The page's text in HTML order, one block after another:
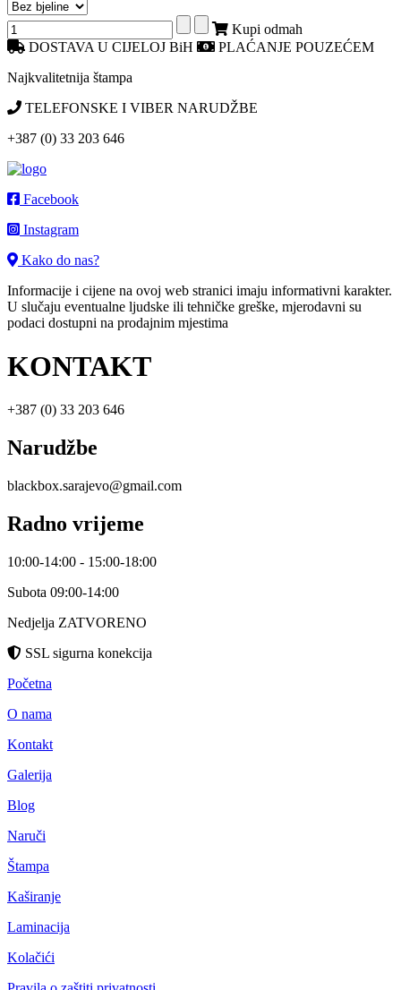
Kupi odmah
DOSTAVA U CIJELOJ BiH
PLAĆANJE POUZEĆEM
Najkvalitetnija štampa
TELEFONSKE I VIBER NARUDŽBE
+387 (0) 33 203 646
Facebook
Instagram
Kako do nas?
Informacije i cijene na ovoj web stranici imaju informativni karakter.
U slučaju eventualne ljudske ili tehničke greške, mjerodavni su
podaci dostupni na prodajnim mjestima
KONTAKT
+387 (0) 33 203 646
Narudžbe
blackbox.sarajevo@gmail.com
Radno vrijeme
10:00-14:00 - 15:00-18:00
Subota 09:00-14:00
Nedjelja ZATVORENO
SSL sigurna konekcija
Početna
O nama
Kontakt
Galerija
Blog
Naruči
Štampa
Kaširanje
Laminacija
Kolačići